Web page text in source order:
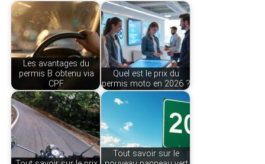
Les avantages du
permis B obtenu via
CPF
Quel est le prix du
permis moto en 2026 ?
Tout savoir sur le